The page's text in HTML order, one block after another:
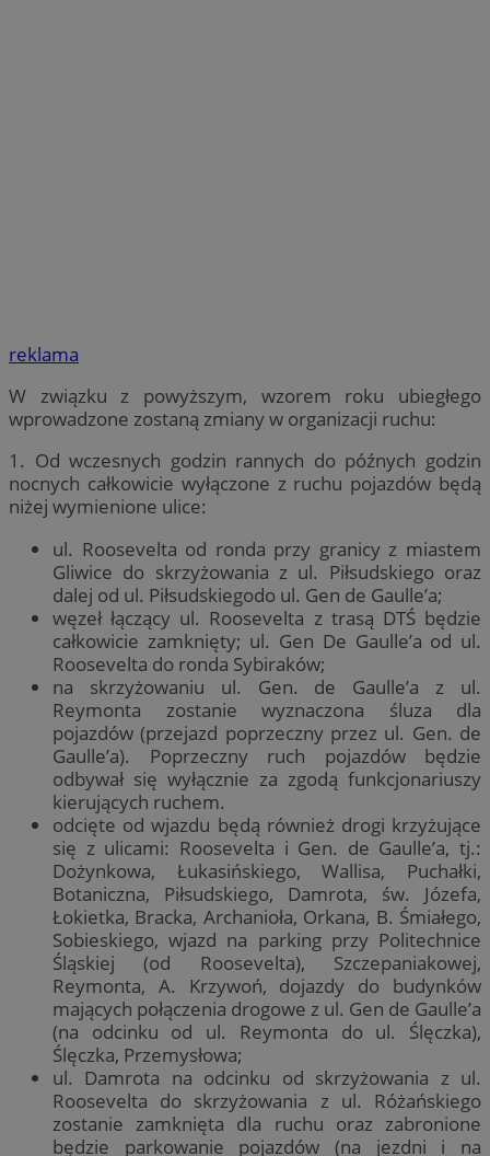
reklama
W związku z powyższym, wzorem roku ubiegłego
wprowadzone zostaną zmiany w organizacji ruchu:
1. Od wczesnych godzin rannych do późnych godzin
nocnych całkowicie wyłączone z ruchu pojazdów będą
niżej wymienione ulice:
ul. Roosevelta od ronda przy granicy z miastem
Gliwice do skrzyżowania z ul. Piłsudskiego oraz
dalej od ul. Piłsudskiegodo ul. Gen de Gaulle’a;
węzeł łączący ul. Roosevelta z trasą DTŚ będzie
całkowicie zamknięty; ul. Gen De Gaulle’a od ul.
Roosevelta do ronda Sybiraków;
na skrzyżowaniu ul. Gen. de Gaulle’a z ul.
Reymonta zostanie wyznaczona śluza dla
pojazdów (przejazd poprzeczny przez ul. Gen. de
Gaulle’a). Poprzeczny ruch pojazdów będzie
odbywał się wyłącznie za zgodą funkcjonariuszy
kierujących ruchem.
odcięte od wjazdu będą również drogi krzyżujące
się z ulicami: Roosevelta i Gen. de Gaulle’a, tj.:
Dożynkowa, Łukasińskiego, Wallisa, Puchałki,
Botaniczna, Piłsudskiego, Damrota, św. Józefa,
Łokietka, Bracka, Archanioła, Orkana, B. Śmiałego,
Sobieskiego, wjazd na parking przy Politechnice
Śląskiej (od Roosevelta), Szczepaniakowej,
Reymonta, A. Krzywoń, dojazdy do budynków
mających połączenia drogowe z ul. Gen de Gaulle’a
(na odcinku od ul. Reymonta do ul. Ślęczka),
Ślęczka, Przemysłowa;
ul. Damrota na odcinku od skrzyżowania z ul.
Roosevelta do skrzyżowania z ul. Różańskiego
zostanie zamknięta dla ruchu oraz zabronione
będzie parkowanie pojazdów (na jezdni i na